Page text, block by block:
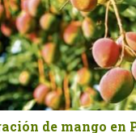
"La campaña